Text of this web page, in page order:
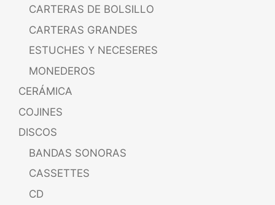
CARTERAS DE BOLSILLO
CARTERAS GRANDES
ESTUCHES Y NECESERES
MONEDEROS
CERÁMICA
COJINES
DISCOS
BANDAS SONORAS
CASSETTES
CD